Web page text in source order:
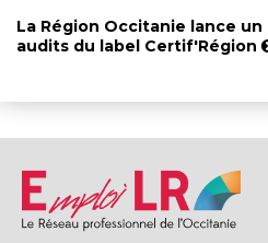
La Région Occitanie lance
audits du label Certif'Région